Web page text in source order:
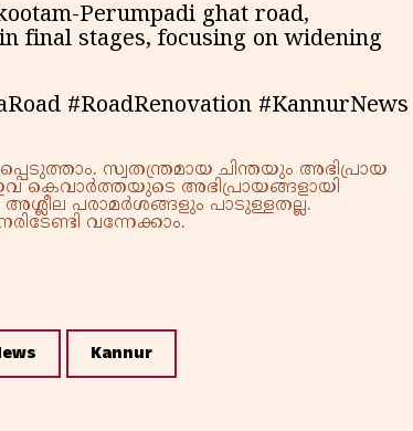
Perumpadi ghat road,
final stages, focusing on widening
#RoadRenovation #KannurNews
സ്വതന്ത്രമായ ചിന്തയും അഭിപ്രായ
കെവാർത്തയുടെ അഭിപ്രായങ്ങളായി
പരാമർശങ്ങളും പാടുള്ളതല്ല.
വന്നേക്കാം.
Kannur